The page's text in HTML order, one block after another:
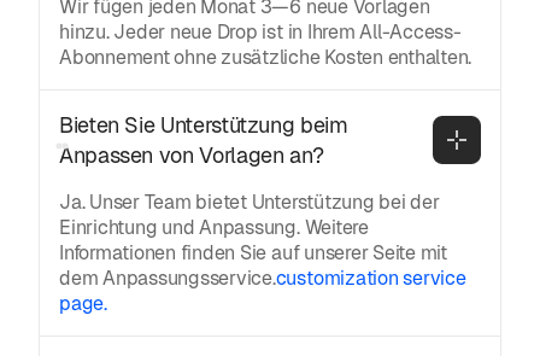
Wir fügen jeden Monat 3—6 neue Vorlagen
hinzu. Jeder neue Drop ist in Ihrem All-Access-
Abonnement ohne zusätzliche Kosten enthalten.
Bieten Sie Unterstützung beim
Anpassen von Vorlagen an?
Ja. Unser Team bietet Unterstützung bei der
Einrichtung und Anpassung. Weitere
Informationen finden Sie auf unserer Seite mit
dem Anpassungsservice.customization service
page.